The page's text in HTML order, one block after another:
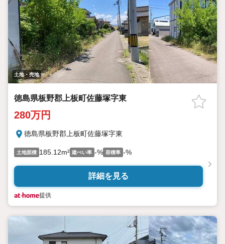
土地・売地
徳島県板野郡上板町佐藤塚字東
280万円
徳島県板野郡上板町佐藤塚字東
土地面積 185.12m² 建ぺい率 -% 容積率 -%
詳細を見る
提供